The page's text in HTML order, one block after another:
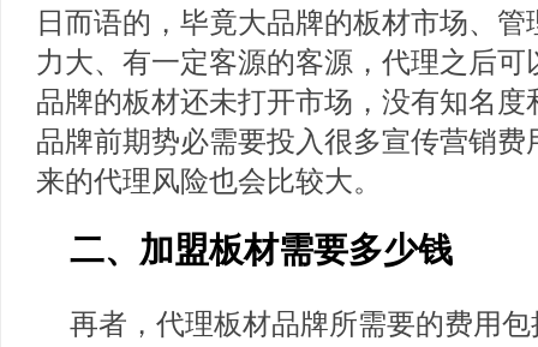
日而语的，毕竟大品牌的板材市场、
力大、有一定客源的客源，代理之后
品牌的板材还未打开市场，没有知名
品牌前期势必需要投入很多宣传营销
来的代理风险也会比较大。
二、加盟板材需要多少钱
再者，代理板材品牌所需要的费用